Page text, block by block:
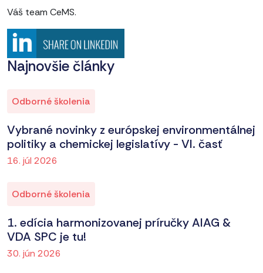
Váš team CeMS.
Najnovšie články
Odborné školenia
Vybrané novinky z európskej environmentálnej
politiky a chemickej legislatívy - VI. časť
16. júl 2026
Odborné školenia
1. edícia harmonizovanej príručky AIAG &
VDA SPC je tu!
30. jún 2026